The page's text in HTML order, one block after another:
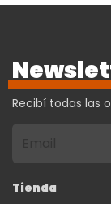
Recibí todas las
Tienda